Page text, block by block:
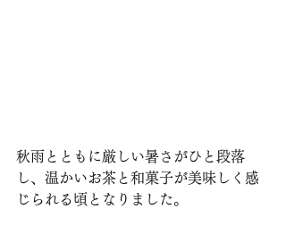
秋雨とともに厳しい暑さがひと段落
し、温かいお茶と和菓子が美味しく感
じられる頃となりました。